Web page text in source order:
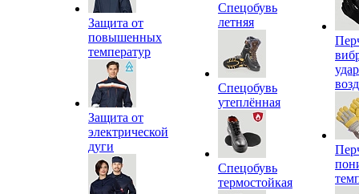
Защита от
повышенных
температур
Защита от
электрической
дуги
Спецобувь
летняя
Спецобувь
утеплённая
Спецобувь
термостойкая